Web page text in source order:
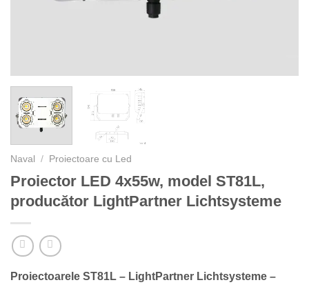
Naval / Proiectoare cu Led
Proiector LED 4x55w, model ST81L,
producător LightPartner Lichtsysteme
Proiectoarele ST81L – LightPartner Lichtsysteme –